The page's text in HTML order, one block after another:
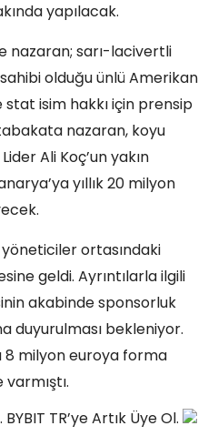
yapılacak.
nazaran; sarı-lacivertli
olduğu ünlü Amerikan
isim hakkı için prensip
nazaran, koyu
Ali Koç’un yakın
yıllık 20 milyon
ortasındaki
geldi. Ayrıntılarla ilgili
akabinde sponsorluk
duyurulması bekleniyor.
8 milyon euroya forma
TR’ye Artık Üye Ol.